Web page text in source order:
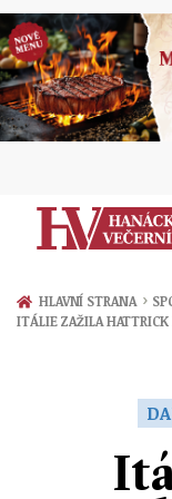
Zprávy
Ekonomika
HLAVNÍ STRANA ›
ITÁLIE ZAŽILA HATTRICK